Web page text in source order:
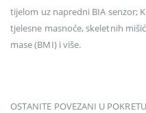
tijelom uz napredni BIA senzor;
tjelesne masnoće, skeletnih
mase (BMI) i više.
OSTANITE POVEZANI U